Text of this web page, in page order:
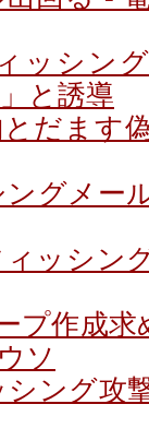
ッシン
と誘導
とだます
グメー
ッシン
プ作成求
ソ
シング攻